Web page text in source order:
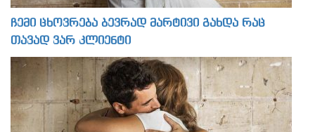
ჩემი ცხოვრება ბევრად მარტივი გახდა რაც
თავად ვარ კლიენტი